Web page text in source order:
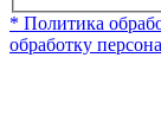
* Политика
обработку